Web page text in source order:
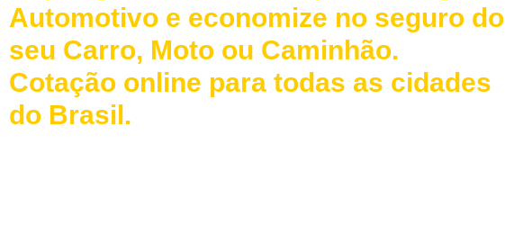
Automotivo e economize no seguro do
seu Carro, Moto ou Caminhão.
Cotação online para todas as cidades
do Brasil.